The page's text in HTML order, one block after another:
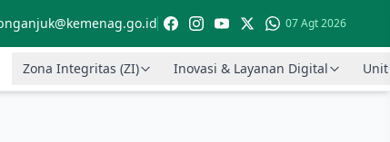
07 Agt 2026
Zona Integritas (ZI) Inovasi & Layanan Digital